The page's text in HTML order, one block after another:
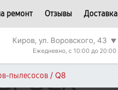
ремонт Отзывы Доставка
Киров, ул. Воровского, 43 ▼
Ежедневно, с 10:00 до 20:00
пылесосов / Q8